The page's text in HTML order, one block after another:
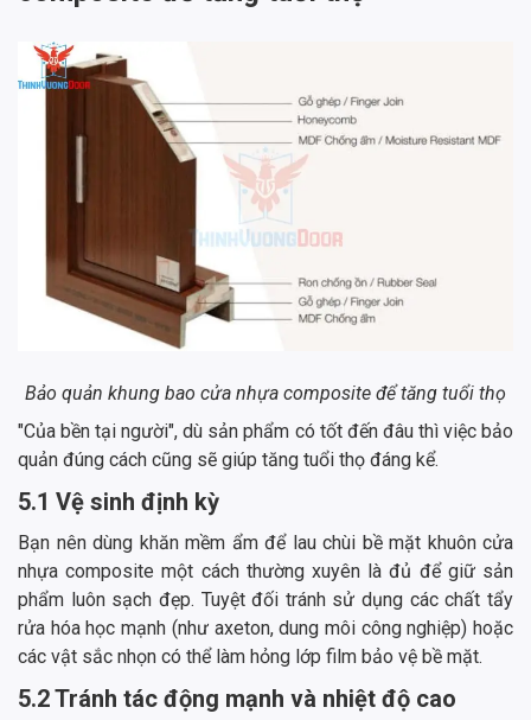
Bảo quản khung bao cửa nhựa composite để tăng tuổi thọ
"Của bền tại người", dù sản phẩm có tốt đến đâu thì việc bảo
quản đúng cách cũng sẽ giúp tăng tuổi thọ đáng kể.
5.1 Vệ sinh định kỳ
Bạn nên dùng khăn mềm ẩm để lau chùi bề mặt khuôn cửa
nhựa composite một cách thường xuyên là đủ để giữ sản
phẩm luôn sạch đẹp. Tuyệt đối tránh sử dụng các chất tẩy
rửa hóa học mạnh (như axeton, dung môi công nghiệp) hoặc
các vật sắc nhọn có thể làm hỏng lớp film bảo vệ bề mặt.
5.2 Tránh tác động mạnh và nhiệt độ cao